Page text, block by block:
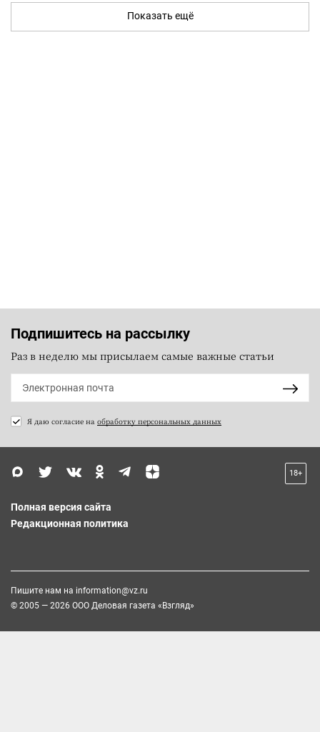
Показать ещё
Подпишитесь на рассылку
Раз в неделю мы присылаем самые важные статьи
Я даю согласие на обработку персональных данных
18+
Полная версия сайта
Редакционная политика
Пишите нам на information@vz.ru
© 2005 — 2026 ООО Деловая газета «Взгляд»